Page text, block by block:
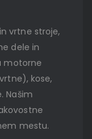
vrtne stroje,
dele in
motorne
kose,
Našim
mestu.